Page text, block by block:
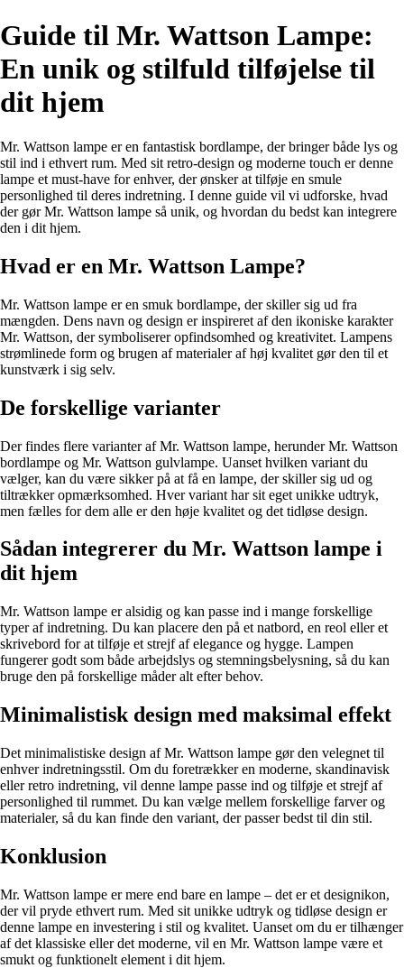
Guide til Mr. Wattson Lampe:
En unik og stilfuld tilføjelse til
dit hjem
Mr. Wattson lampe er en fantastisk bordlampe, der bringer både lys og
stil ind i ethvert rum. Med sit retro-design og moderne touch er denne
lampe et must-have for enhver, der ønsker at tilføje en smule
personlighed til deres indretning. I denne guide vil vi udforske, hvad
der gør Mr. Wattson lampe så unik, og hvordan du bedst kan integrere
den i dit hjem.
Hvad er en Mr. Wattson Lampe?
Mr. Wattson lampe er en smuk bordlampe, der skiller sig ud fra
mængden. Dens navn og design er inspireret af den ikoniske karakter
Mr. Wattson, der symboliserer opfindsomhed og kreativitet. Lampens
strømlinede form og brugen af materialer af høj kvalitet gør den til et
kunstværk i sig selv.
De forskellige varianter
Der findes flere varianter af Mr. Wattson lampe, herunder Mr. Wattson
bordlampe og Mr. Wattson gulvlampe. Uanset hvilken variant du
vælger, kan du være sikker på at få en lampe, der skiller sig ud og
tiltrækker opmærksomhed. Hver variant har sit eget unikke udtryk,
men fælles for dem alle er den høje kvalitet og det tidløse design.
Sådan integrerer du Mr. Wattson lampe i
dit hjem
Mr. Wattson lampe er alsidig og kan passe ind i mange forskellige
typer af indretning. Du kan placere den på et natbord, en reol eller et
skrivebord for at tilføje et strejf af elegance og hygge. Lampen
fungerer godt som både arbejdslys og stemningsbelysning, så du kan
bruge den på forskellige måder alt efter behov.
Minimalistisk design med maksimal effekt
Det minimalistiske design af Mr. Wattson lampe gør den velegnet til
enhver indretningsstil. Om du foretrækker en moderne, skandinavisk
eller retro indretning, vil denne lampe passe ind og tilføje et strejf af
personlighed til rummet. Du kan vælge mellem forskellige farver og
materialer, så du kan finde den variant, der passer bedst til din stil.
Konklusion
Mr. Wattson lampe er mere end bare en lampe – det er et designikon,
der vil pryde ethvert rum. Med sit unikke udtryk og tidløse design er
denne lampe en investering i stil og kvalitet. Uanset om du er tilhænger
af det klassiske eller det moderne, vil en Mr. Wattson lampe være et
smukt og funktionelt element i dit hjem.